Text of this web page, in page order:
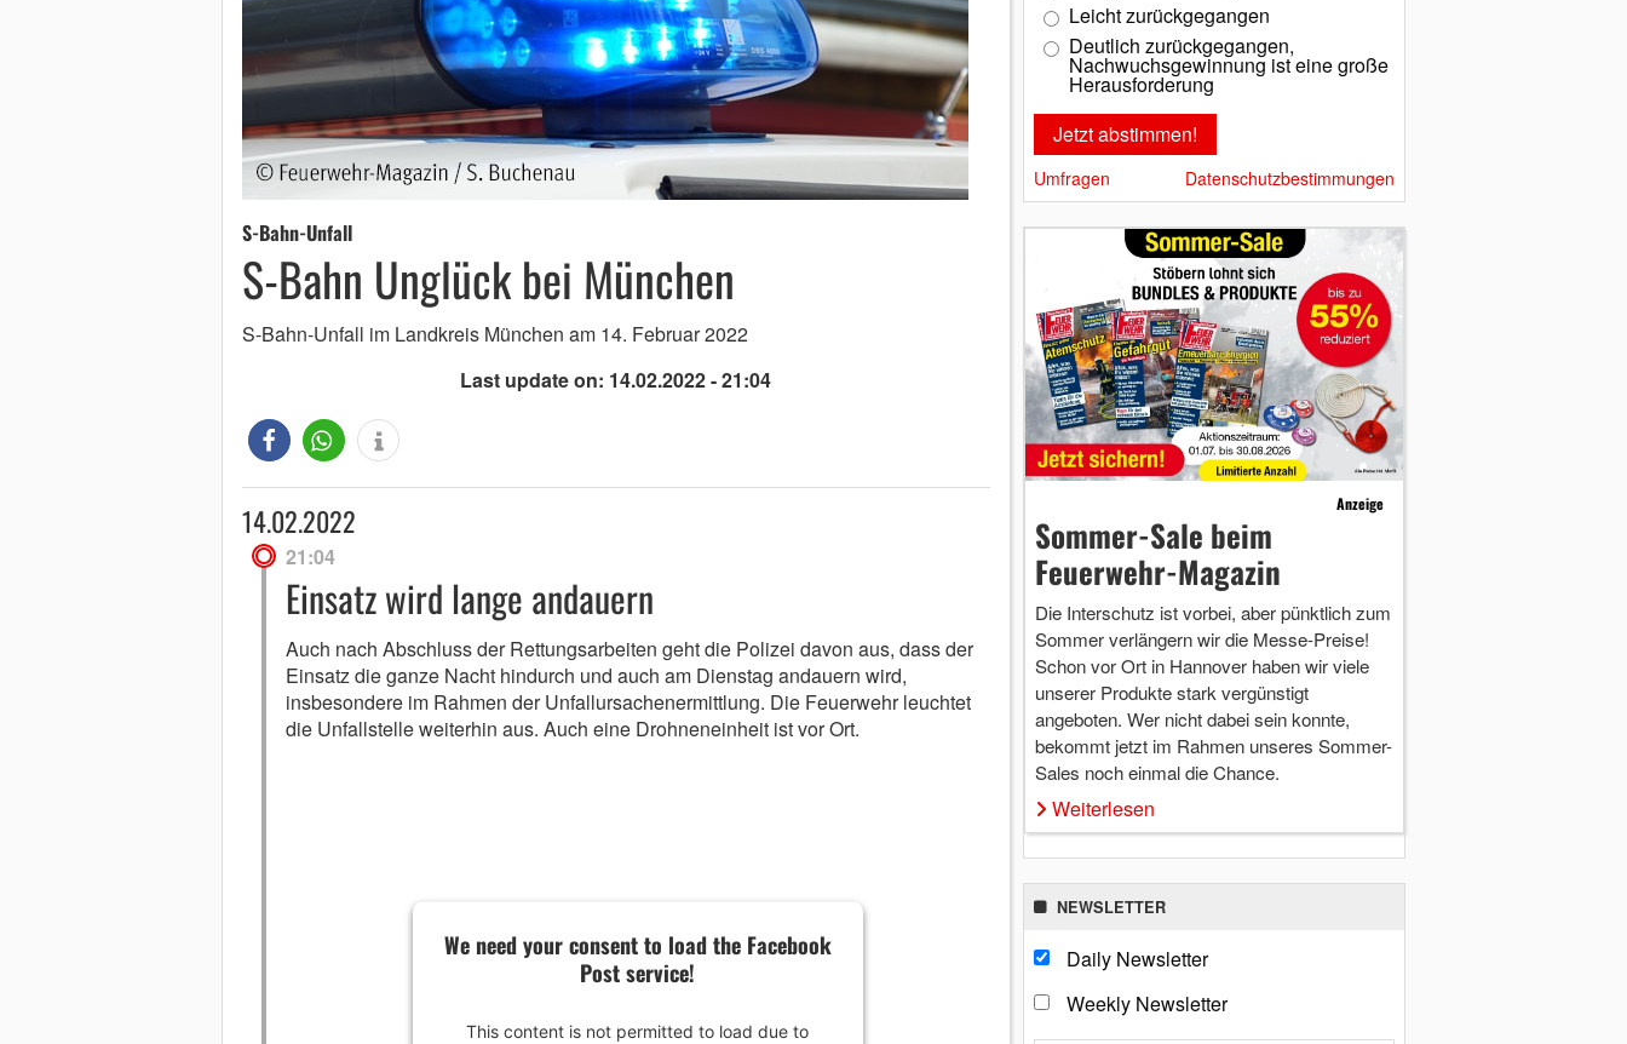
S-Bahn-Unfall
S-Bahn Unglück bei München
S-Bahn-Unfall im Landkreis München am 14. Februar 2022
Last update on: 14.02.2022 - 21:04
14.02.2022
21:04
Einsatz wird lange andauern
Auch nach Abschluss der Rettungsarbeiten geht die Polizei davon aus, dass der
Einsatz die ganze Nacht hindurch und auch am Dienstag andauern wird,
insbesondere im Rahmen der Unfallursachenermittlung. Die Feuerwehr leuchtet
die Unfallstelle weiterhin aus. Auch eine Drohneneinheit ist vor Ort.
We need your consent to load the Facebook
Post service!
This content is not permitted to load due to
Leicht zurückgegangen
Deutlich zurückgegangen,
Nachwuchsgewinnung ist eine große
Herausforderung
Umfragen Datenschutzbestimmungen
Anzeige
Sommer-Sale beim
Feuerwehr-Magazin
Die Interschutz ist vorbei, aber pünktlich zum
Sommer verlängern wir die Messe-Preise!
Schon vor Ort in Hannover haben wir viele
unserer Produkte stark vergünstigt
angeboten. Wer nicht dabei sein konnte,
bekommt jetzt im Rahmen unseres Sommer-
Sales noch einmal die Chance.
Weiterlesen
NEWSLETTER
Daily Newsletter
Weekly Newsletter